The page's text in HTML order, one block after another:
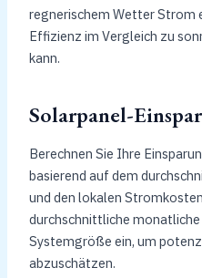
regnerischem Wetter Strom
Effizienz im Vergleich zu
kann.
Solarpanel-
Berechnen Sie Ihre
basierend auf dem
und den lokalen
durchschnittliche
Systemgröße ein, um
abzuschätzen.